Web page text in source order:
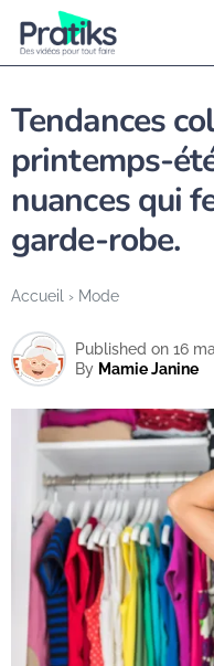
Accueil › Mode
Tendances
printemps-
nuances qui
garde-robe.
By Mamie Janine
Published on 16